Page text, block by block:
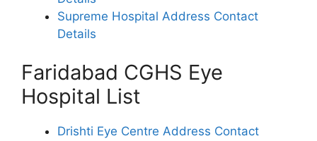
Supreme Hospital Address Contact
Details
Faridabad CGHS Eye
Hospital List
Drishti Eye Centre Address Contact